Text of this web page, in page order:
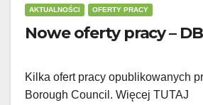
AKTUALNOŚCI OFERTY PRACY
Nowe oferty pracy –
Kilka ofert pracy opublikowanych
Borough Council. Więcej TUTAJ